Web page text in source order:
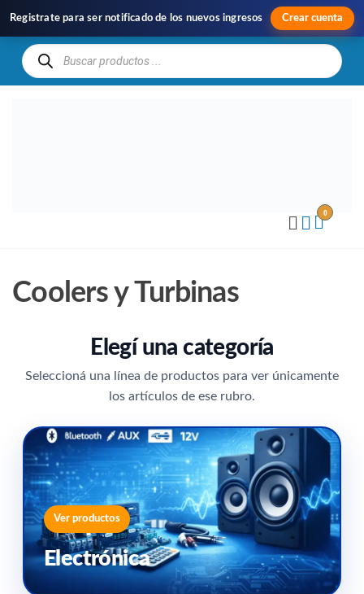
Registrate para ser notificado de los nuevos ingresos Crear cuenta
0
Coolers y Turbinas
Elegí una categoría
Seleccioná una línea de productos para ver únicamente
los artículos de ese rubro.
Ver productos
Electrónica